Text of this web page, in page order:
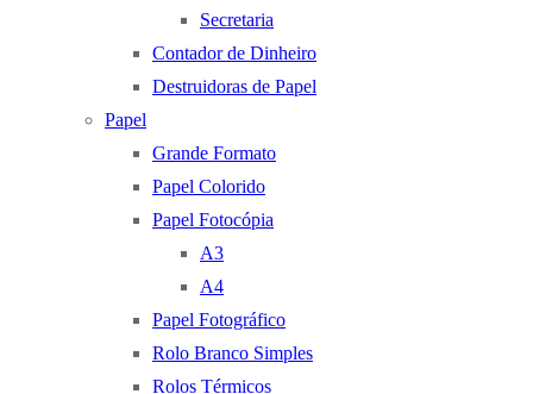
Secretaria
Contador de Dinheiro
Destruidoras de Papel
Papel
Grande Formato
Papel Colorido
Papel Fotocópia
A3
A4
Papel Fotográfico
Rolo Branco Simples
Rolos Térmicos